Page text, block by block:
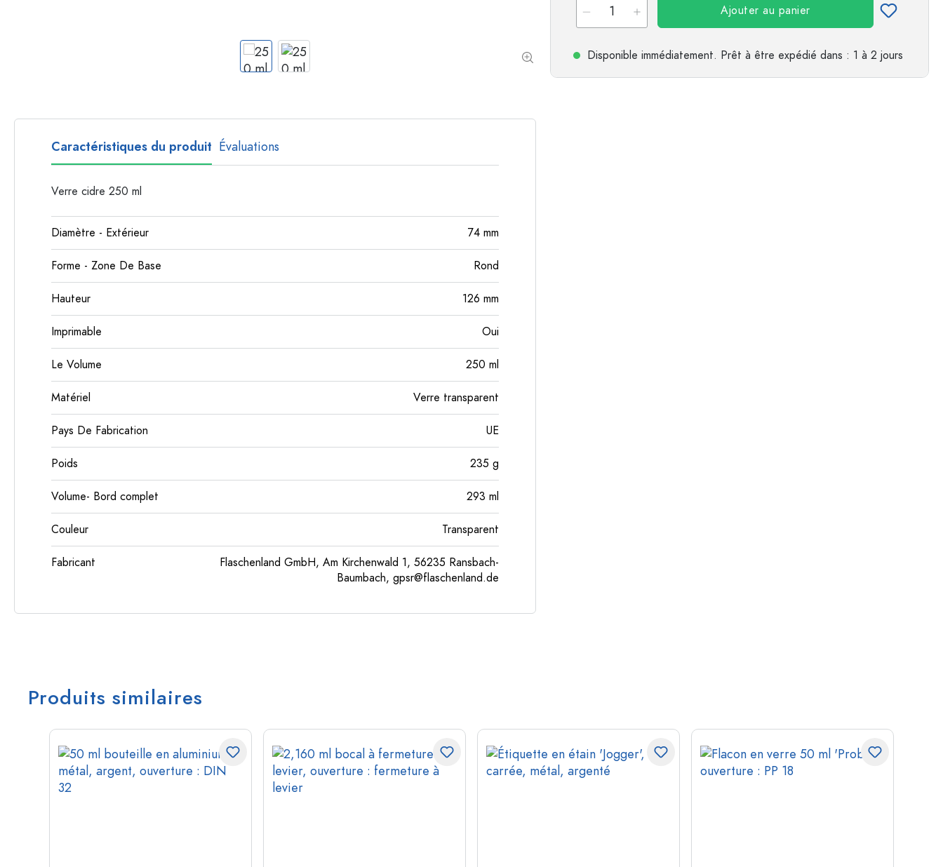
Bouteilles à anse
Bouteilles à goulot long
Bouteilles polygonales
Bouteilles cylindriques
Bouteilles par matière
Bouteilles en verre
Bouteilles en plastique
Ajouter au panier
Disponible immédiatement. Prêt à être expédié dans : 1 à 2 jours
Caractéristiques du produit Évaluations
Verre cidre 250 ml
Diamètre - Extérieur 74 mm
Forme - Zone De Base Rond
Hauteur 126 mm
Imprimable Oui
Le Volume 250 ml
Matériel Verre transparent
Pays De Fabrication UE
Poids 235 g
Volume- Bord complet 293 ml
Couleur Transparent
Fabricant
Flaschenland GmbH, Am Kirchenwald 1, 56235 Ransbach-
Baumbach, gpsr@flaschenland.de
Produits similaires